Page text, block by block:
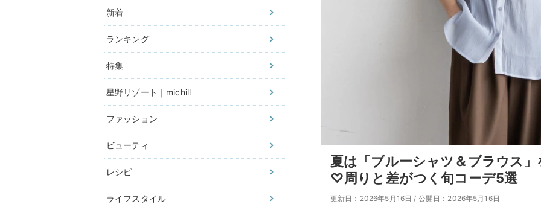
新着
ランキング
特集
星野リゾート｜michill
ファッション
ビューティ
レシピ
ライフスタイル
夏は「ブルーシャツ＆ブラウス
♡周りと差がつく旬コーデ5選
更新日：2026年5月16日 / 公開日：2026年5月16日